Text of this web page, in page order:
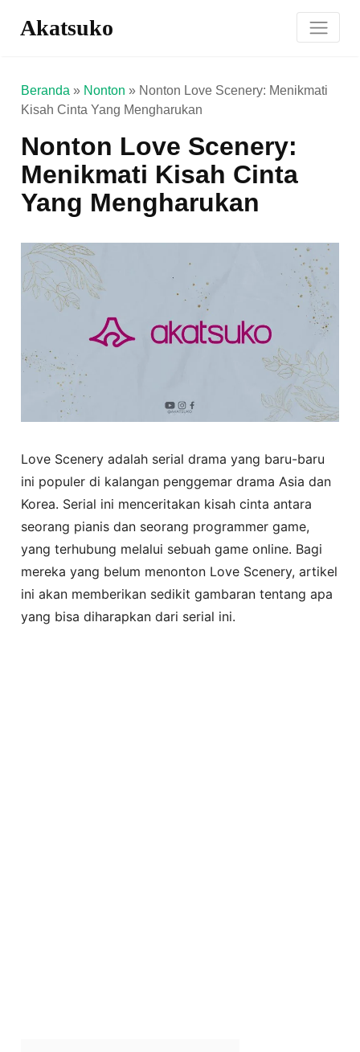
Akatsuko
Beranda » Nonton » Nonton Love Scenery: Menikmati
Kisah Cinta Yang Mengharukan
Nonton Love Scenery:
Menikmati Kisah Cinta
Yang Mengharukan
Love Scenery adalah serial drama yang baru-baru
ini populer di kalangan penggemar drama Asia dan
Korea. Serial ini menceritakan kisah cinta antara
seorang pianis dan seorang programmer game,
yang terhubung melalui sebuah game online. Bagi
mereka yang belum menonton Love Scenery, artikel
ini akan memberikan sedikit gambaran tentang apa
yang bisa diharapkan dari serial ini.